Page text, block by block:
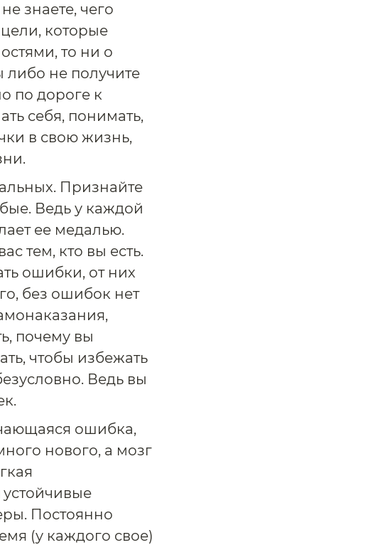
знаете, чего
которые
то ни о
не получите
по дороге к
себя, понимать,
в свою жизнь,
Признайте
Ведь у каждой
ее медалью.
тем, кто вы есть.
ошибки, от них
без ошибок нет
почему вы
чтобы избежать
Ведь вы
ошибка,
нового, а мозг
Постоянно
(у каждого свое)